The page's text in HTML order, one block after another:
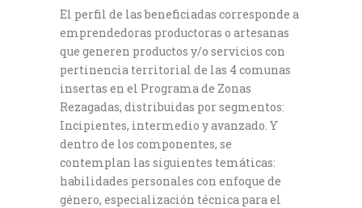
El perfil de las beneficiadas corresponde a
emprendedoras productoras o artesanas
que generen productos y/o servicios con
pertinencia territorial de las 4 comunas
insertas en el Programa de Zonas
Rezagadas, distribuidas por segmentos:
Incipientes, intermedio y avanzado. Y
dentro de los componentes, se
contemplan las siguientes temáticas:
habilidades personales con enfoque de
género, especialización técnica para el